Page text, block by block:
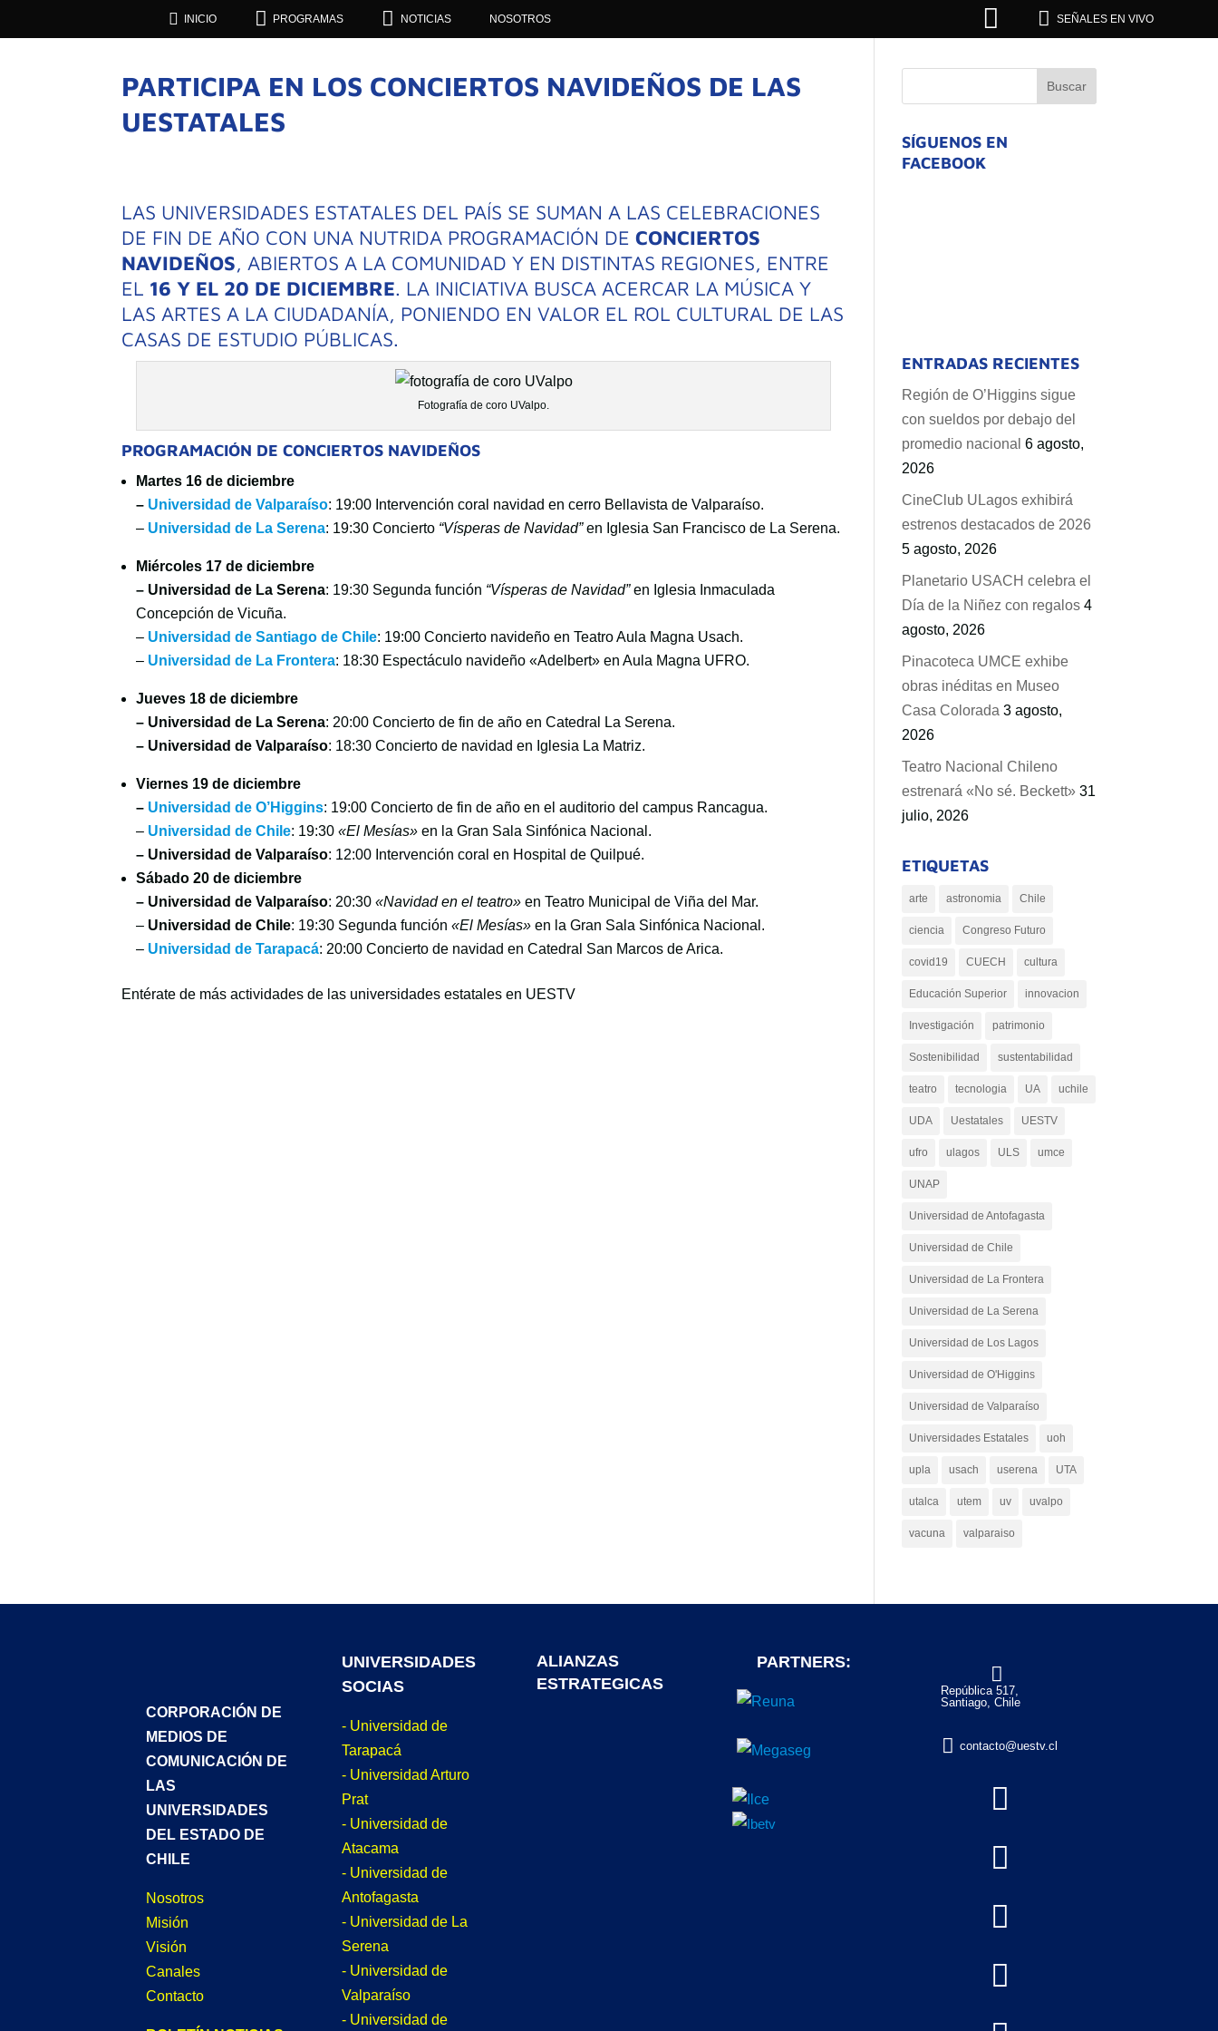
 INICIO  PROGRAMAS  NOTICIAS NOSOTROS   SEÑALES EN VIVO
PARTICIPA EN LOS CONCIERTOS NAVIDEÑOS DE LAS
UESTATALES
LAS UNIVERSIDADES ESTATALES DEL PAÍS SE SUMAN A LAS CELEBRACIONES
DE FIN DE AÑO CON UNA NUTRIDA PROGRAMACIÓN DECONCIERTOS
NAVIDEÑOS, ABIERTOS A LA COMUNIDAD Y EN DISTINTAS REGIONES, ENTRE
EL 16 Y EL 20 DE DICIEMBRE. LA INICIATIVA BUSCA ACERCAR LA MÚSICA Y
LAS ARTES A LA CIUDADANÍA, PONIENDO EN VALOR EL ROL CULTURAL DE LAS
CASAS DE ESTUDIO PÚBLICAS.
Fotografía de coro UValpo.
PROGRAMACIÓN DE CONCIERTOS NAVIDEÑOS
Martes 16 de diciembre
– Universidad de Valparaíso: 19:00 Intervención coral navidad en cerro Bellavista de Valparaíso.
– Universidad de La Serena: 19:30 Concierto “Vísperas de Navidad”en Iglesia San Francisco de La Serena.
Miércoles 17 de diciembre
– Universidad de La Serena: 19:30 Segunda función “Vísperas de Navidad”en Iglesia Inmaculada
Concepción de Vicuña.
– Universidad de Santiago de Chile: 19:00 Concierto navideño en Teatro Aula Magna Usach.
– Universidad de La Frontera: 18:30 Espectáculo navideño «Adelbert» en Aula Magna UFRO.
Jueves 18 de diciembre
– Universidad de La Serena: 20:00 Concierto de fin de año en Catedral La Serena.
– Universidad de Valparaíso: 18:30 Concierto de navidad en Iglesia La Matriz.
Viernes 19 de diciembre
– Universidad de O’Higgins: 19:00 Concierto de fin de año en el auditorio del campus Rancagua.
– Universidad de Chile: 19:30«El Mesías» en la Gran Sala Sinfónica Nacional.
– Universidad de Valparaíso: 12:00 Intervención coral en Hospital de Quilpué.
Sábado 20 de diciembre
– Universidad de Valparaíso: 20:30«Navidad en el teatro» en Teatro Municipal de Viña del Mar.
– Universidad de Chile: 19:30 Segunda función«El Mesías» en la Gran Sala Sinfónica Nacional.
– Universidad de Tarapacá: 20:00 Concierto de navidad en Catedral San Marcos de Arica.
Entérate de más actividades de las universidades estatales en UESTV
SÍGUENOS EN
FACEBOOK
ENTRADAS RECIENTES
Región de O’Higgins sigue
con sueldos por debajo del
promedio nacional 6 agosto,
2026
CineClub ULagos exhibirá
estrenos destacados de 2026
5 agosto, 2026
Planetario USACH celebra el
Día de la Niñez con regalos 4
agosto, 2026
Pinacoteca UMCE exhibe
obras inéditas en Museo
Casa Colorada 3 agosto,
2026
Teatro Nacional Chileno
estrenará «No sé. Beckett» 31
julio, 2026
ETIQUETAS
arte astronomia Chile
ciencia Congreso Futuro
covid19 CUECH cultura
Educación Superior innovacion
Investigación patrimonio
Sostenibilidad sustentabilidad
teatro tecnologia UA uchile
UDA Uestatales UESTV
ufro ulagos ULS umce
UNAP
Universidad de Antofagasta
Universidad de Chile
Universidad de La Frontera
Universidad de La Serena
Universidad de Los Lagos
Universidad de O'Higgins
Universidad de Valparaíso
Universidades Estatales uoh
upla usach userena UTA
utalca utem uv uvalpo
vacuna valparaiso
CORPORACIÓN DE
MEDIOS DE
COMUNICACIÓN DE
LAS
UNIVERSIDADES
DEL ESTADO DE
CHILE
Nosotros
Misión
Visión
Canales
Contacto
UNIVERSIDADES
SOCIAS
- Universidad de
Tarapacá
- Universidad Arturo
Prat
- Universidad de
Atacama
- Universidad de
Antofagasta
- Universidad de La
Serena
- Universidad de
Valparaíso
- Universidad de
ALIANZAS
ESTRATEGICAS
PARTNERS:

República 517,
Santiago, Chile
 contacto@uestv.cl



